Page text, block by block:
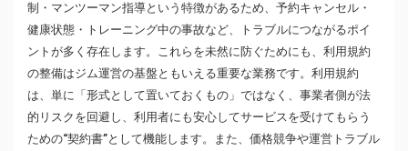
制・マンツーマン指導という特徴があるため、予約キャンセル・
健康状態・トレーニング中の事故など、トラブルにつながるポイ
ントが多く存在します。これらを未然に防ぐためにも、利用規約
の整備はジム運営の基盤ともいえる重要な業務です。利用規約
は、単に「形式として置いておくもの」ではなく、事業者側が法
的リスクを回避し、利用者にも安心してサービスを受けてもらう
ための“契約書”として機能します。また、価格競争や運営トラブル